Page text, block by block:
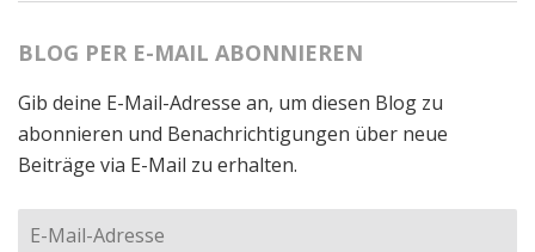
BLOG PER E-MAIL ABONNIEREN
Gib deine E-Mail-Adresse an, um diesen Blog zu
abonnieren und Benachrichtigungen über neue
Beiträge via E-Mail zu erhalten.
E-